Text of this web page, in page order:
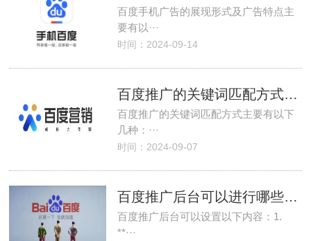
百度手机广告的展现形式及广告特点主
要有以···
时间：2024-09-14
百度推广的关键词匹配方式有哪些？
百度推广的关键词匹配方式主要有以下
几种：···
时间：2024-09-07
百度推广后台可以进行哪些操作设置？
百度推广后台可以设置以下内容：1.
**···